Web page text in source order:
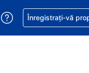
Moneda actuală este
limba. Limba actuală
Primiți asistență
Înregistrați-vă